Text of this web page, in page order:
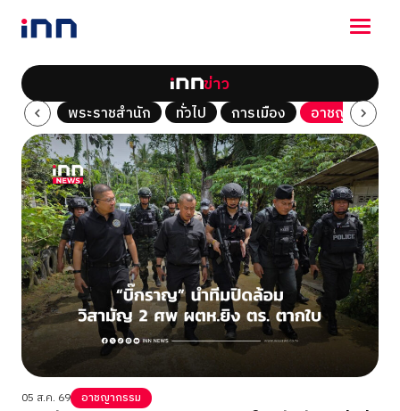
NEWS
ENTERTAINMENT
LIFESTYLE
HOROSCOPE
LOTTERY
VIDEO
ร่วมด้วยช่วยกัน
ข่าว
Tech พระราชสำนัก ทั่วไป การเมือง อาชญากรรม
05 ส.ค. 69 อาชญากรรม